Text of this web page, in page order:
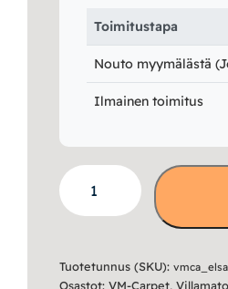
Toimitustapa
Nouto myymälästä
Ilmainen toimitus
VM-
Carpet
määrä
Tuotetunnus (SKU):vmca_elsa
Osastot:VM-Carpet,